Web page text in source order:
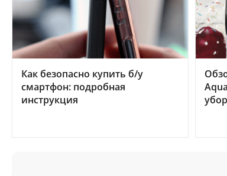
Как безопасно купить б/у
смартфон: подробная
инструкция